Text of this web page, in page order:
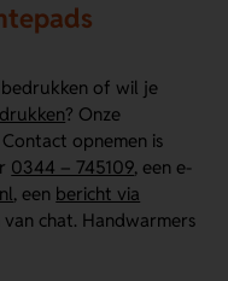
of wil je
? Onze
opnemen is
0344 – 745109, een e-
, een bericht via
chat. Handwarmers